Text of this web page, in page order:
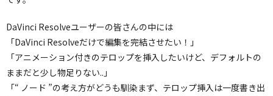
DaVinci Resolveユーザーの皆さんの中には
「DaVinci Resolveだけで編集を完結させたい！」
「アニメーション付きのテロップを挿入したいけど、デフォルトの
ままだと少し物足りない..」
「“ ノード ”の考え方がどうも馴染まず、テロップ挿入は一度書き出